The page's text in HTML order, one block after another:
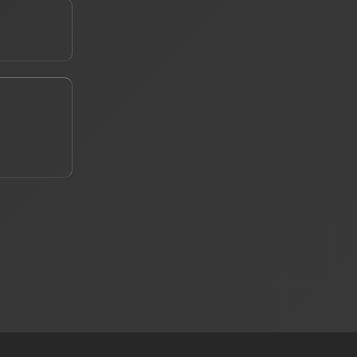
ваш телефон *